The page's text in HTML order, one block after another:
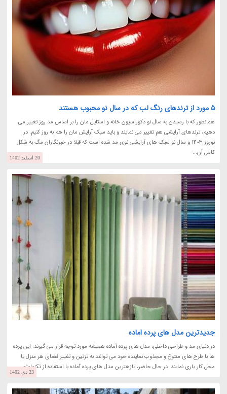
5 مورد از ترندهای رنگ لب که در سال نو محبوب هستند
همانطور که با رسیدن به سال نو دکوراسیون خانه و استایل مان را بر اساس مد روز تغییر می
دهیم، ترندهای آرایشی هم تغییر می نمایند و باید سبک آرایش مان را هم به روز کنیم. در
نوروز 1403 و سال نو سبک های آرایشی نوی مد شده است که قبلا در خبرنگاران مگ به شکل
کامل آن...
20 اسفند 1402
جدیدترین مدل های پرده اماده
در دنیای مد و طراحی داخلی، مدل های پرده آماده همیشه مورد توجه قرار می گیرند. این پرده
ها با طرح های متنوع و مجذوب نماینده خود می توانند به تزئین و تغییر فضای هر منزل یا
محل کار یاری نمایند. در حال حاضر، تازهترین مدل های پرده آماده با استفاده از تکنولوژی...
23 دی 1402